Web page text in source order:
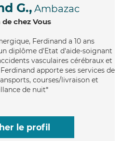
G., Ambazac
chez Vous
Ferdinand a 10 ans
diplôme d'Etat d'aide-soignant
vasculaires cérébraux et
apporte ses services de
courses/livraison et
de nuit*
le profil